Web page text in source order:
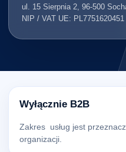
ul. 15 Sierpnia 2, 96-500
NIP / VAT UE: PL7751620451
Wyłącznie B2B
Zakres usług jest
organizacji.